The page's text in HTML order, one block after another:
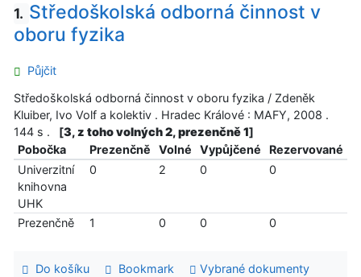
1. Středoškolská odborná činnost v
oboru fyzika
Půjčit
Středoškolská odborná činnost v oboru fyzika / Zdeněk
Kluiber, Ivo Volf a kolektiv . Hradec Králové : MAFY, 2008 .
144 s .
[3, z toho volných 2, prezenčně 1]
Pobočka
Prezenčně Volné Vypůjčené
Rezervované
Univerzitní
knihovna
UHK
0 2 0 0
Prezenčně 1 0 0 0
Do košíku Bookmark Vybrané dokumenty